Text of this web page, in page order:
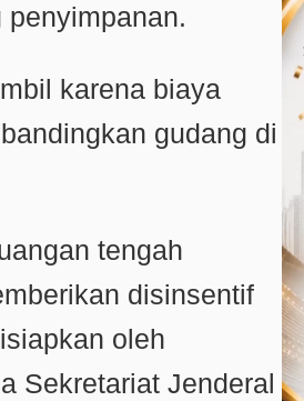
karena biaya
gudang di
tengah
disinsentif
oleh
Sekretariat Jenderal